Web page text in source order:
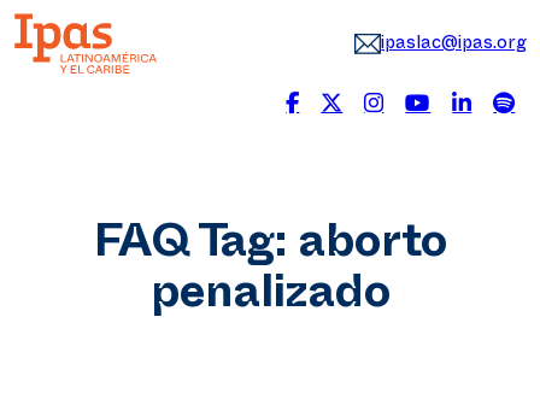
ipaslac@ipas.org
FAQ Tag: aborto
penalizado